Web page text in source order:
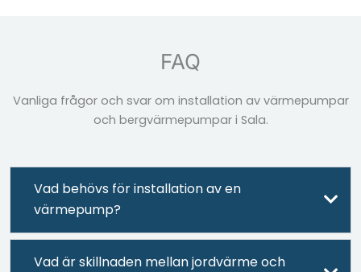
FAQ
Vanliga frågor och svar om installation av värmepumpar
och bergvärmepumpar i Sala.
Vad behövs för installation av en
värmepump?
Vad är skillnaden mellan jordvärme och